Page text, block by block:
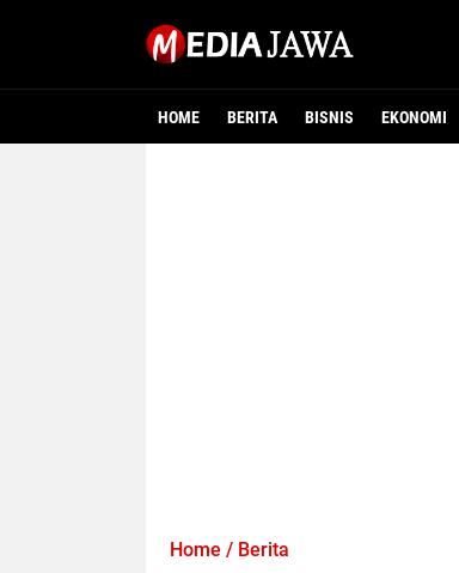
HOME BERITA BISNIS EKONOMI
Home / Berita